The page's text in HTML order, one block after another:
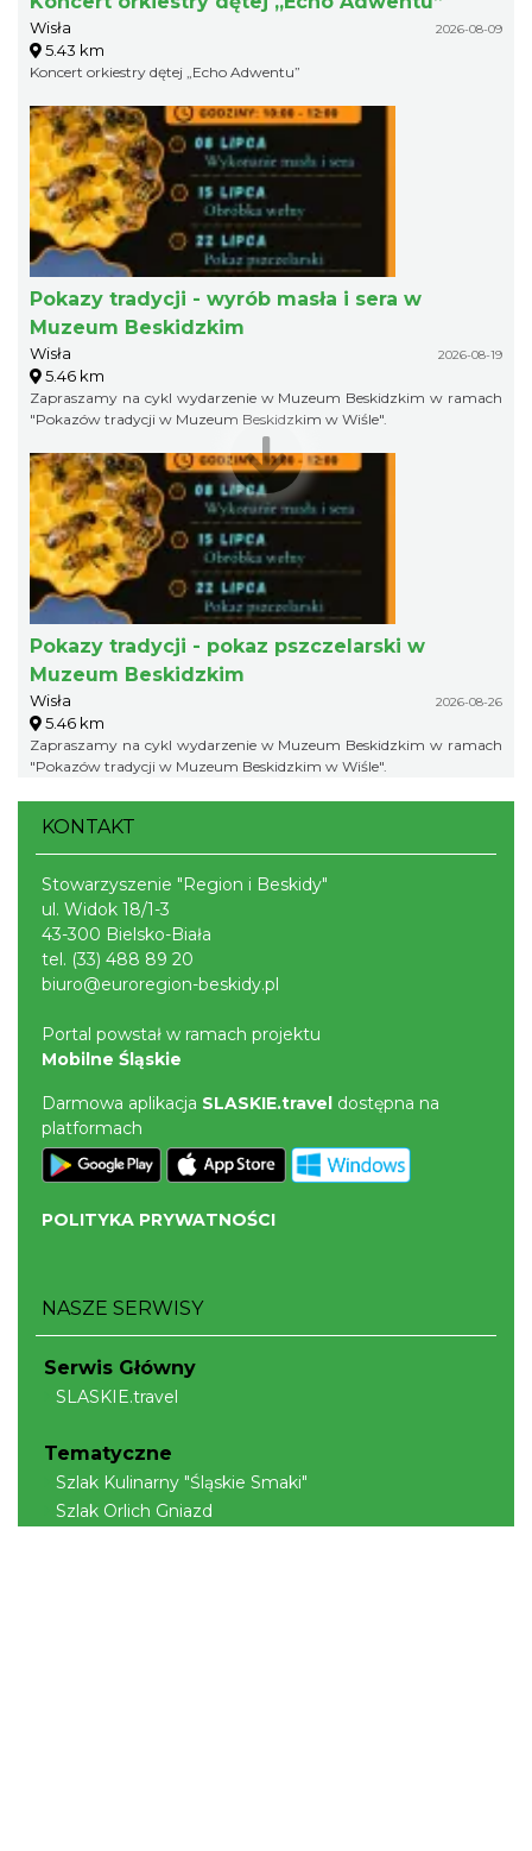
Wisła 2026-08-09
5.43 km
Koncert orkiestry dętej „Echo Adwentu”
Pokazy tradycji - wyrób masła i sera w
Muzeum Beskidzkim
Wisła 2026-08-19
5.46 km
Zapraszamy na cykl wydarzenie w Muzeum Beskidzkim w ramach
"Pokazów tradycji w Muzeum Beskidzkim w Wiśle".
Pokazy tradycji - pokaz pszczelarski w
Muzeum Beskidzkim
Wisła 2026-08-26
5.46 km
Zapraszamy na cykl wydarzenie w Muzeum Beskidzkim w ramach
"Pokazów tradycji w Muzeum Beskidzkim w Wiśle".
KONTAKT
Stowarzyszenie "Region i Beskidy"
ul. Widok 18/1-3
43-300 Bielsko-Biała
tel. (33) 488 89 20
biuro@euroregion-beskidy.pl
Portal powstał w ramach projektu
Mobilne Śląskie
Darmowa aplikacja SLASKIE.travel dostępna na
platformach
POLITYKA PRYWATNOŚCI
NASZE SERWISY
Serwis Główny
SLASKIE.travel
Tematyczne
Szlak Kulinarny "Śląskie Smaki"
Szlak Orlich Gniazd